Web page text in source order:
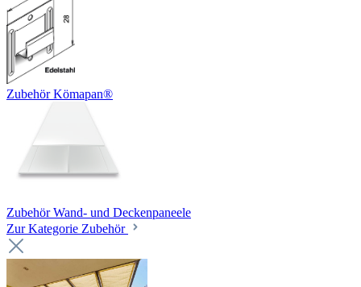
Zubehör Kömapan®
Zubehör Wand- und Deckenpaneele
Zur Kategorie Zubehör